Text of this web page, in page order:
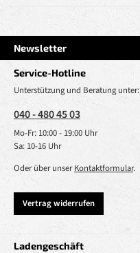
Newsletter
Service-Hotline
Unterstützung und Beratung unter:
040 - 480 45 03
Mo-Fr: 10:00 - 19:00 Uhr
Sa: 10-16 Uhr
Oder über unserKontaktformular.
Vertrag widerrufen
Ladengeschäft